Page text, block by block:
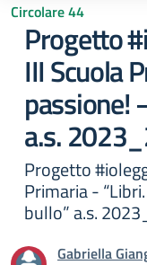
Circolare 44
Progetto
III Scuola
passione!
a.s.
Progetto
Primaria -
bullo” a.s.
Gabriella